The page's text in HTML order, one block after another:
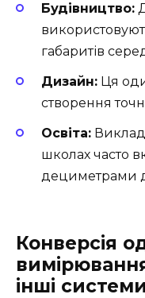
Будівництво:
габаритів
Дизайн: Ця
створення
Освіта:
школах часто
дециметрами
Конверсія
інші системи